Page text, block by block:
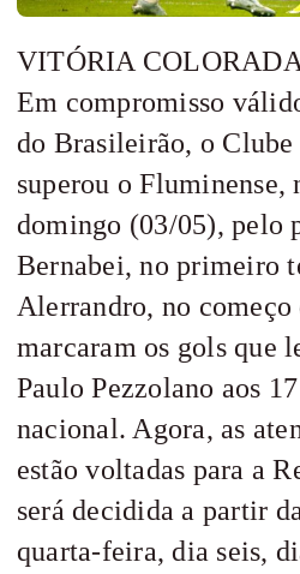
VITÓRIA
Em compromisso
do Brasileirão, o Clube
superou o Fluminense,
domingo (03/05), pelo
Bernabei, no primeiro
Alerrandro, no
marcaram os gols que
Paulo Pezzolano aos
nacional. Agora, as
estão voltadas para a
será decidida a partir
quarta-feira, dia seis,